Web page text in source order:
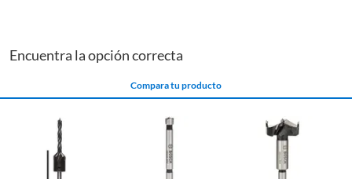
Encuentra la opción correcta
Compara tu producto